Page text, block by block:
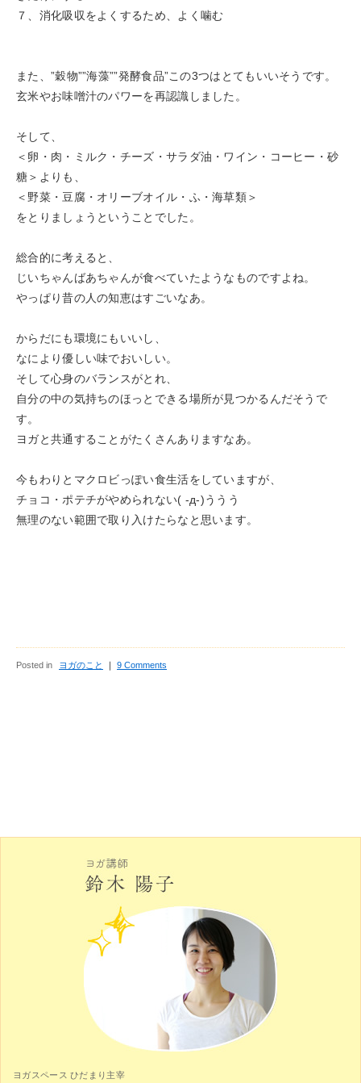
７、消化吸収をよくするため、よく噛む
また、”穀物””海藻””発酵食品”この3つはとてもいいそうです。
玄米やお味噌汁のパワーを再認識しました。
そして、
＜卵・肉・ミルク・チーズ・サラダ油・ワイン・コーヒー・砂
糖＞よりも、
＜野菜・豆腐・オリーブオイル・ふ・海草類＞
をとりましょうということでした。
総合的に考えると、
じいちゃんばあちゃんが食べていたようなものですよね。
やっぱり昔の人の知恵はすごいなあ。
からだにも環境にもいいし、
なにより優しい味でおいしい。
そして心身のバランスがとれ、
自分の中の気持ちのほっとできる場所が見つかるんだそうで
す。
ヨガと共通することがたくさんありますなあ。
今もわりとマクロビっぽい食生活をしていますが、
チョコ・ポテチがやめられない( -д-)ううう
無理のない範囲で取り入けたらなと思います。
Posted in ヨガのこと ｜ 9 Comments
ヨガスペース ひだまり主宰